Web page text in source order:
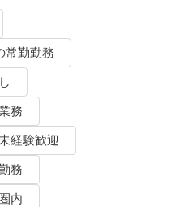
常勤勤務
務
経験歓迎
務
内